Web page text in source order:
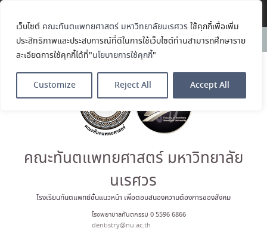
เว็บไซต์ คณะทันตแพทยศาสตร์ มหาวิทยาลัยนเรศวร ใช้คุกกี้เพื่อเพิ่ม
ประสิทธิภาพและประสบการณ์ที่ดีในการใช้เว็บไซต์ท่านสามารถศึกษาราย
ละเอียดการใช้คุกกี้ได้ที่"นโยบายการใช้คุกกี้"
Customize Reject All Accept All
News:
คณะทันตแพทยศาสตร์
มหาวิทยาลัยนเรศวร ร่วมออกบูธ
ประชาสัมพันธ์ หลักสูตรทันตแพทย
ประกาศนียบัตรผู้ช่วยทันตแพทย์
ในโครงการ Open House 2026
ตน ค้นหาตัวเอง
ประกาศคณะทันตแพทยศาสตร์
มหาวิทยาลัยนเรศวร เรื่อง ผู้ผ่าน
การสอบแข่งขันเข้าเป็นพนักงาน
ราชการ (เงินรายได้) ตำแหน่ง ผู้
ประมวลภาพบรรยากาศกิจกรรม
Dent Connect Board Game
2569 ณ คณะทันแพทยศาสตร์
คณะทันตแพทยศาสตร์ มหาวิทยาลัย
นเรศวร
โรงเรียนทันตแพทย์ชั้นแนวหน้า เพื่อตอบสนองความต้องการของสังคม
โรงพยาบาลทันตกรรม 0 5596 6866
dentistry@nu.ac.th